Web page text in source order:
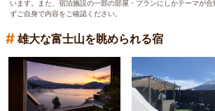
います。また、宿泊施設の一部の部屋・プランにしかテーマが
ずご自身で内容をご確認ください。
# 雄大な富士山を眺められる宿